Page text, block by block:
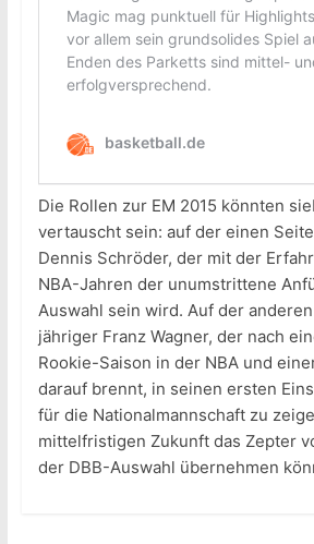
Die Rollen zur EM 2015 könnten
vertauscht sein: auf der einen
Dennis Schröder, der mit der
NBA-Jahren der unumstrittene
Auswahl sein wird. Auf der
jähriger Franz Wagner, der nach
Rookie-Saison in der NBA und
darauf brennt, in seinen ersten
für die Nationalmannschaft zu
mittelfristigen Zukunft das Zepter
der DBB-Auswahl übernehmen